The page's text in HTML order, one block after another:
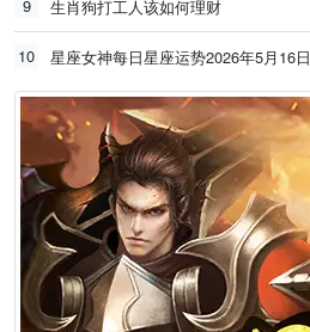
9 生肖狗打工人该如何理财
10 星座女神每日星座运势2026年5月16日